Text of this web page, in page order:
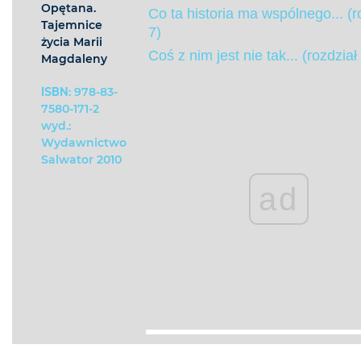
Opętana.
Tajemnice
życia Marii
Magdaleny
ISBN: 978-83-
7580-171-2
wyd.:
Wydawnictwo
Salwator 2010
Co ta historia ma wspólnego...
7)
Coś z nim jest nie tak... (rozdział
ad